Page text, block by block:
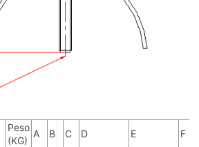
Peso
(KG)
A B C D E F